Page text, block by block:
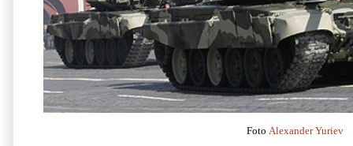
Foto Alexander Yuriev